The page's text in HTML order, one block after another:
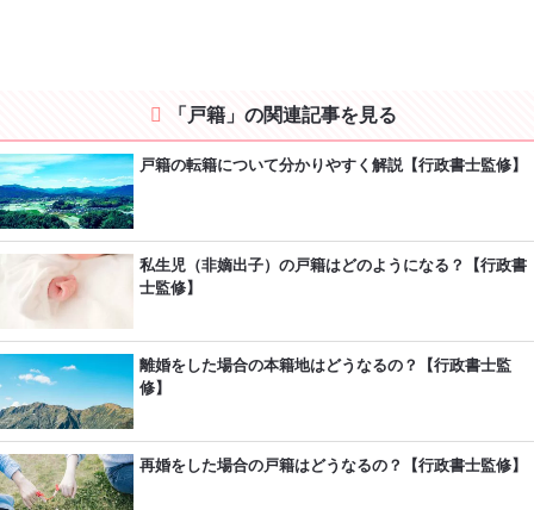
「戸籍」の関連記事を見る
戸籍の転籍について分かりやすく解説【行政書士監修】
私生児（非嫡出子）の戸籍はどのようになる？【行政書
士監修】
離婚をした場合の本籍地はどうなるの？【行政書士監
修】
再婚をした場合の戸籍はどうなるの？【行政書士監修】